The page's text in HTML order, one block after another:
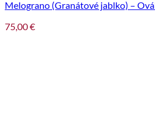
Melograno (Granátové jablko) –
75,00€